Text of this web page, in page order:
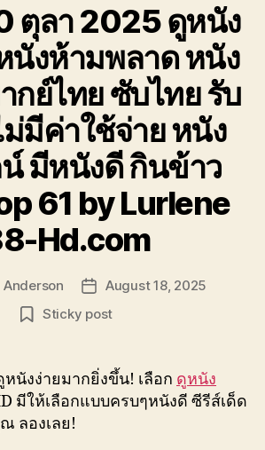
ตุลา 2025 ดูหนัง
นังห้ามพลาด หนัง
กย์ไทย ซับไทย รับ
มีค่าใช้จ่าย หนัง
มีหนังดี กินข้าว
61 by Lurlene
Hd.com
Anderson
PostAugust 18, 2025
Sticky post
นังง่ายมากยิ่งขึ้น! เลือก ดูหนัง
มีให้เลือกแบบครบๆหนังดี ซีรีส์เด็ด
ลองเลย!